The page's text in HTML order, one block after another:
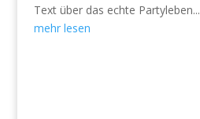
Text über das echte Partyleben...
mehr lesen